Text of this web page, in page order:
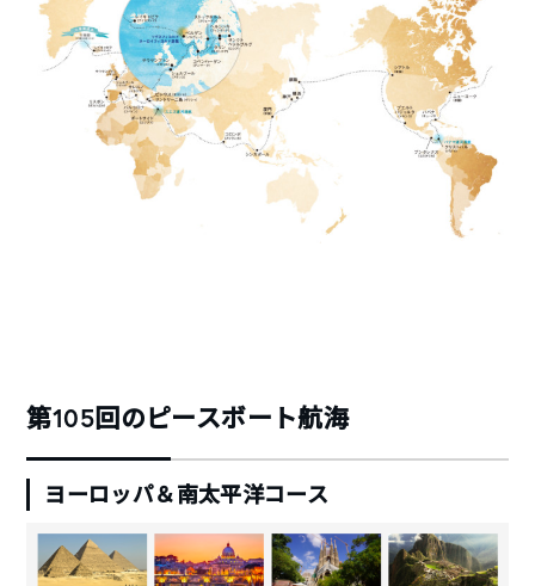
第105回のピースボート航海
ヨーロッパ＆南太平洋コース